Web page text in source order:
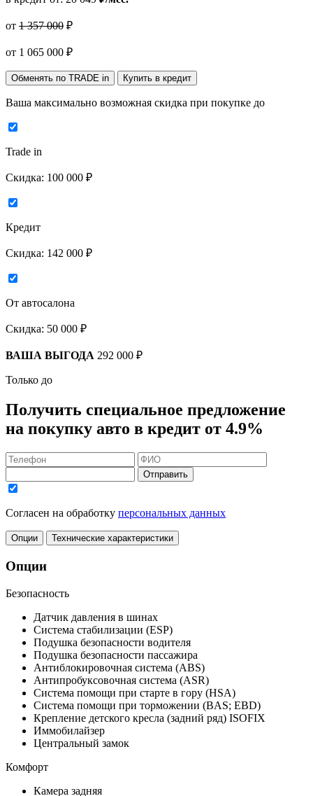
от 1 357 000 ₽
от 1 065 000 ₽
Обменять по TRADE in Купить в кредит
Ваша максимально возможная скидка при покупке до
Trade in
Скидка: 100 000 ₽
Кредит
Скидка: 142 000 ₽
От автосалона
Скидка: 50 000 ₽
ВАША ВЫГОДА 292 000 ₽
Только до
Получить специальное предложение
на покупку авто в кредит от 4.9%
Отправить
Согласен на обработку персональных данных
Опции Технические характеристики
Опции
Безопасность
Датчик давления в шинах
Система стабилизации (ESP)
Подушка безопасности водителя
Подушка безопасности пассажира
Антиблокировочная система (ABS)
Антипробуксовочная система (ASR)
Система помощи при старте в гору (HSA)
Система помощи при торможении (BAS; EBD)
Крепление детского кресла (задний ряд) ISOFIX
Иммобилайзер
Центральный замок
Комфорт
Камера задняя